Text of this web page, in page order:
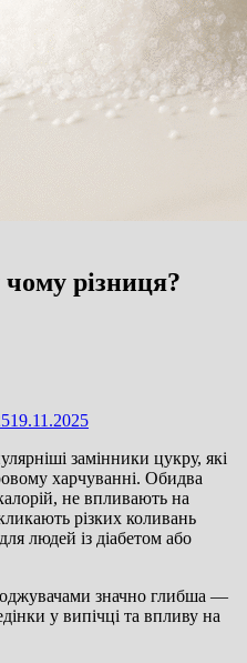
чому різниця?
19.11.2025
замінники цукру, які
харчуванні. Обидва
не впливають на
різких коливань
людей із діабетом або
значно глибша —
у випічці та впливу на